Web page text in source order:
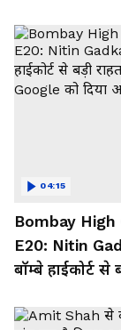
Bombay High
E20: Nitin
बॉम्बे हाईकोर्ट से
आदेश
04:15